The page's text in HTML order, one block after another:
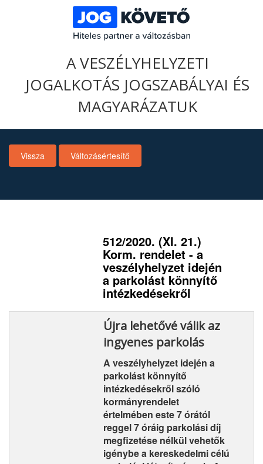
A VESZÉLYHELYZETI
JOGALKOTÁS JOGSZABÁLYAI ÉS
MAGYARÁZATUK
Vissza Változásértesítő
512/2020. (XI. 21.)
Korm. rendelet - a
veszélyhelyzet idején
a parkolást könnyítő
intézkedésekről
Újra lehetővé válik az
ingyenes parkolás
A veszélyhelyzet idején a
parkolást könnyítő
intézkedésekről szóló
kormányrendelet
értelmében este 7 órától
reggel 7 óráig parkolási díj
megfizetése nélkül vehetők
igénybe a kereskedelmi célú